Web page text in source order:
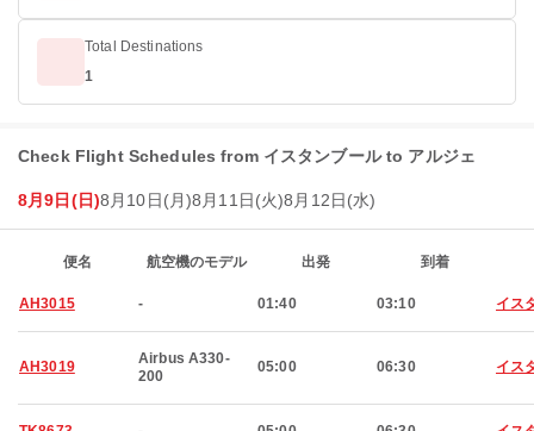
Total Destinations
1
Check Flight Schedules from イスタンブール to アルジェ
8月9日(日)8月10日(月)8月11日(火)8月12日(水)
便名 航空機のモデル 出発 到着
AH3015 - 01:40 03:10 イス
AH3019
Airbus A330-
200
05:00 06:30 イス